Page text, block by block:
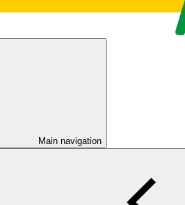
Main navigation